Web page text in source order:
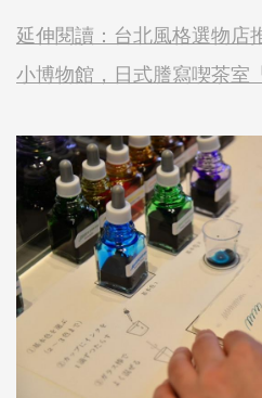
延伸閱讀：台北風格選物店
小博物館，日式謄寫喫茶室